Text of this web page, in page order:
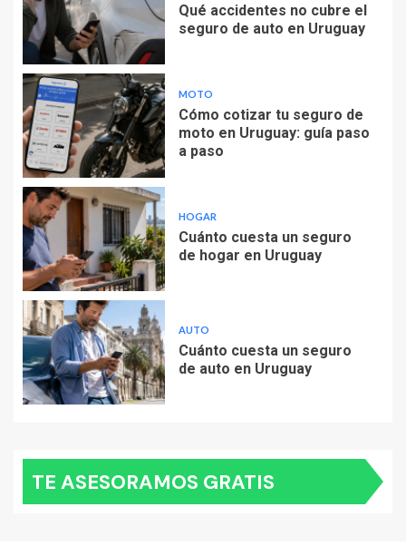
Qué accidentes no cubre el
seguro de auto en Uruguay
MOTO
Cómo cotizar tu seguro de
moto en Uruguay: guía paso
a paso
HOGAR
Cuánto cuesta un seguro
de hogar en Uruguay
AUTO
Cuánto cuesta un seguro
de auto en Uruguay
TE ASESORAMOS GRATIS